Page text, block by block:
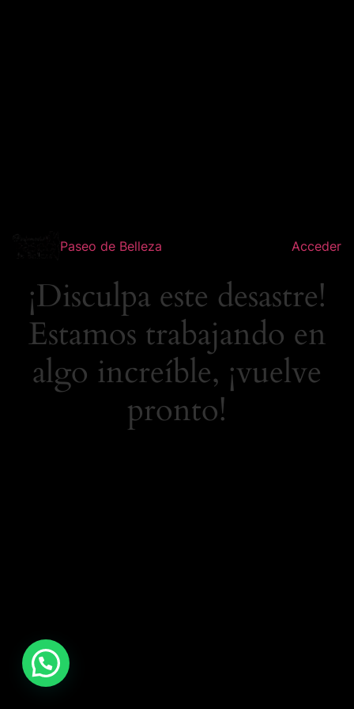
Paseo de Belleza Acceder
¡Disculpa este desastre!
Estamos trabajando en
algo increíble, ¡vuelve
pronto!